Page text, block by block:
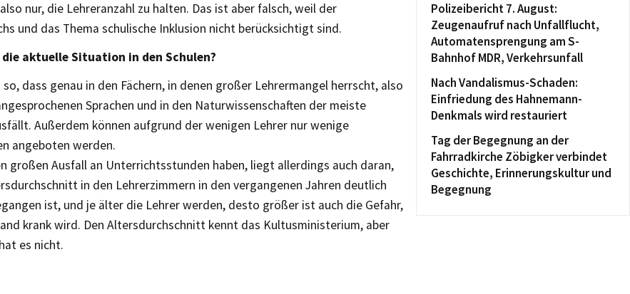
nur, die Lehreranzahl zu halten. Das ist aber falsch, weil der
und das Thema schulische Inklusion nicht berücksichtigt sind.
aktuelle Situation in den Schulen?
dass genau in den Fächern, in denen großer Lehrermangel herrscht, also
Sprachen und in den Naturwissenschaften der meiste
Außerdem können aufgrund der wenigen Lehrer nur wenige
angeboten werden.
großen Ausfall an Unterrichtsstunden haben, liegt allerdings auch daran,
in den Lehrerzimmern in den vergangenen Jahren deutlich
ist, und je älter die Lehrer werden, desto größer ist auch die Gefahr,
krank wird. Den Altersdurchschnitt kennt das Kultusministerium, aber
es nicht.
Polizeibericht 7. August:
Zeugenaufruf nach Unfallflucht,
Automatensprengung am S-
Bahnhof MDR, Verkehrsunfall
Nach Vandalismus-Schaden:
Einfriedung des Hahnemann-
Denkmals wird restauriert
Tag der Begegnung an der
Fahrradkirche Zöbigker verbindet
Geschichte, Erinnerungskultur und
Begegnung